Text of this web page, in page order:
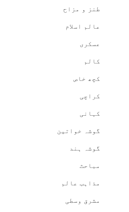
طنز و مزاح
عالم اسلام
عسکری
کالم
کچھ خاص
کراچی
کہانی
گوشہ خواتین
گوشہ ہند
مباحث
مذاہب عالم
مشرق وسطی